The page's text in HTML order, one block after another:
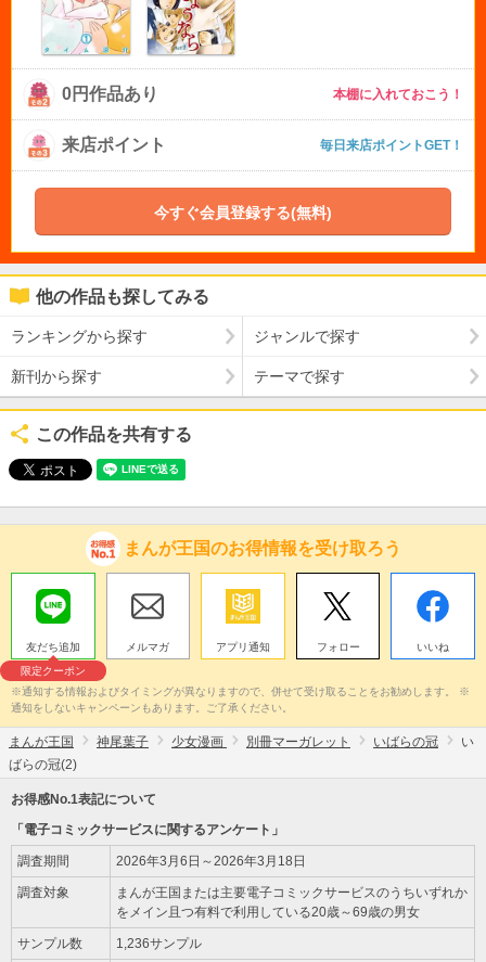
0円作品あり 本棚に入れておこう！
来店ポイント 毎日来店ポイントGET！
今すぐ会員登録する(無料)
他の作品も探してみる
ランキングから探す ジャンルで探す
新刊から探す テーマで探す
この作品を共有する
まんが王国のお得情報を受け取ろう
友だち追加
限定クーポン
メルマガ アプリ通知 フォロー いいね
※通知する情報およびタイミングが異なりますので、併せて受け取ることをお勧めします。 ※
通知をしないキャンペーンもあります。ご了承ください。
まんが王国 神尾葉子 少女漫画 別冊マーガレット いばらの冠
い
ばらの冠(2)
お得感No.1表記について
「電子コミックサービスに関するアンケート」
調査期間 2026年3月6日～2026年3月18日
調査対象
まんが王国または主要電子コミックサービスのうちいずれか
をメイン且つ有料で利用している20歳～69歳の男女
サンプル数 1,236サンプル